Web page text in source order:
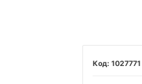
1027771